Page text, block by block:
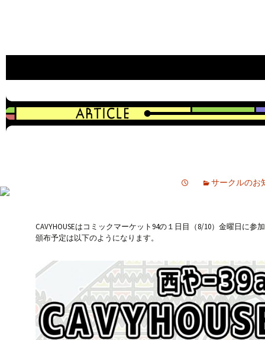
サークルのお
CAVYHOUSEはコミックマーケット94の１日目（8/10）金曜日に参
頒布予定は以下のようになります。